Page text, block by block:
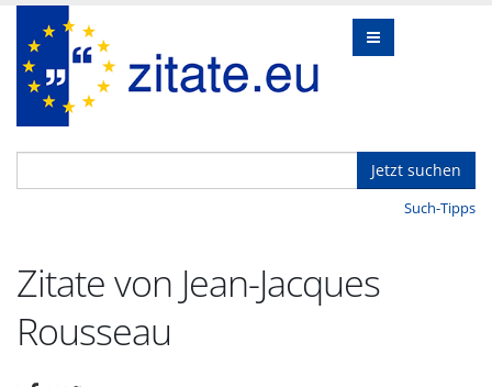
Jetzt suchen
Such-Tipps
Zitate von Jean-Jacques
Rousseau